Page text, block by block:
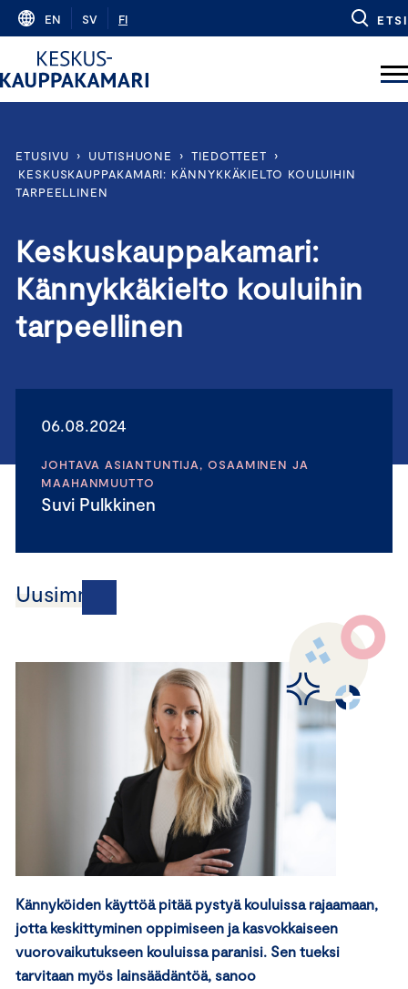
Skip
content
EN SV FI ETSI
ETUSIVU › UUTISHUONE › TIEDOTTEET
›
KESKUSKAUPPAKAMARI: KÄNNYKKÄKIELTO KOULUIHIN
TARPEELLINEN
Keskuskauppakamari:
Kännykkäkielto kouluihin
tarpeellinen
06.08.2024
JOHTAVA ASIANTUNTIJA, OSAAMINEN JA
MAAHANMUUTTO
Suvi Pulkkinen
Uusimmat
Kännyköiden käyttöä pitää pystyä kouluissa rajaamaan,
jotta keskittyminen oppimiseen ja kasvokkaiseen
vuorovaikutukseen kouluissa paranisi. Sen tueksi
tarvitaan myös lainsäädäntöä, sanoo